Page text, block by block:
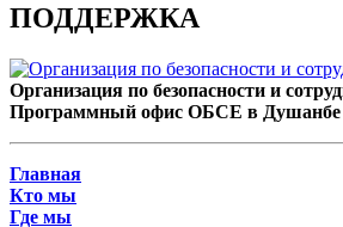
ПОДДЕРЖКА
Организация по безопасности и
Программный офис ОБСЕ в Душанбе
Главная
Кто мы
Где мы